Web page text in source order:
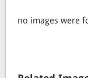
no images were